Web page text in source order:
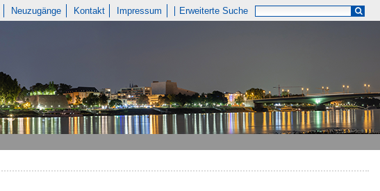
Neuzugänge Kontakt Impressum Erweiterte Suche